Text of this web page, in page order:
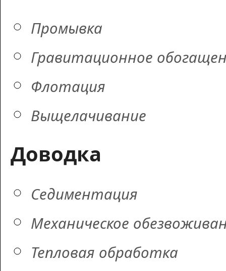
Промывка
Гравитационное
Флотация
Выщелачивание
Доводка
Седиментация
Механическое
Тепловая обработка